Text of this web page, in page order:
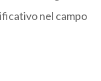
nel campo